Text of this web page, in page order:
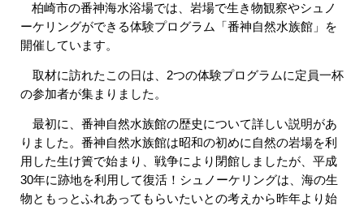
柏崎市の番神海水浴場では、岩場で生き物観察やシュノ
ーケリングができる体験プログラム「番神自然水族館」を
開催しています。
取材に訪れたこの日は、2つの体験プログラムに定員一杯
の参加者が集まりました。
最初に、番神自然水族館の歴史について詳しい説明があ
りました。番神自然水族館は昭和の初めに自然の岩場を利
用した生け簀で始まり、戦争により閉館しましたが、平成
30年に跡地を利用して復活！シュノーケリングは、海の生
物ともっとふれあってもらいたいとの考えから昨年より始